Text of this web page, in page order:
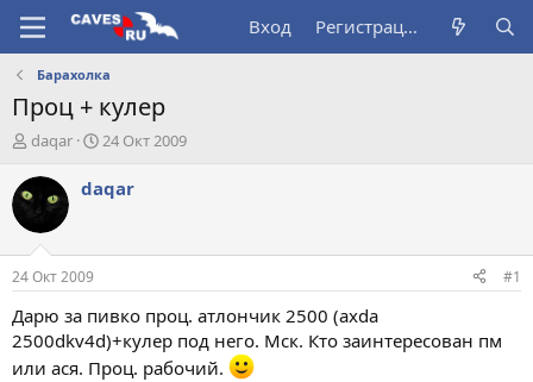
Вход Регистрация
Барахолка
Проц + кулер
А
т
о
р
т
е
м
ы
daqar
Д
т
а
л
а
24 Окт 2009
daqar
24 Окт 2009 #1
Дарю за пивко проц. атлончик 2500 (axda
2500dkv4d)+кулер под него. Мск. Кто заинтересован пм
или ася. Проц. рабочий.